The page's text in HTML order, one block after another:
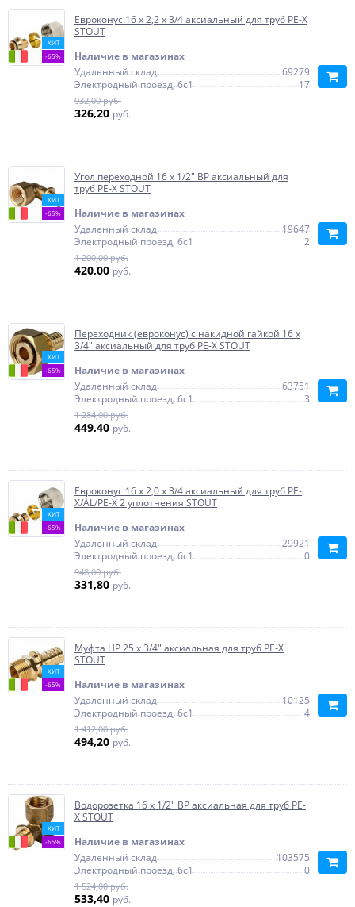
ХИТ
-65%
Евроконус 16 х 2,2 х 3/4 аксиальный для труб PE-X
STOUT
Наличие в магазинах
Удаленный склад
69279
Электродный проезд, 6с1
17
932,00 руб.
326,20 руб.
ХИТ
-65%
Угол переходной 16 x 1/2" ВР аксиальный для
труб PE-X STOUT
Наличие в магазинах
Удаленный склад
19647
Электродный проезд, 6с1
2
1 200,00 руб.
420,00 руб.
ХИТ
-65%
Переходник (евроконус) с накидной гайкой 16 x
3/4" аксиальный для труб PE-X STOUT
Наличие в магазинах
Удаленный склад
63751
Электродный проезд, 6с1
3
1 284,00 руб.
449,40 руб.
ХИТ
-65%
Евроконус 16 х 2,0 х 3/4 аксиальный для труб PE-
X/AL/PE-X 2 уплотнения STOUT
Наличие в магазинах
Удаленный склад
29921
Электродный проезд, 6с1
0
948,00 руб.
331,80 руб.
ХИТ
-65%
Муфта НР 25 x 3/4" аксиальная для труб PE-X
STOUT
Наличие в магазинах
Удаленный склад
10125
Электродный проезд, 6с1
4
1 412,00 руб.
494,20 руб.
ХИТ
-65%
Водорозетка 16 x 1/2" ВР аксиальная для труб PE-
X STOUT
Наличие в магазинах
Удаленный склад
103575
Электродный проезд, 6с1
0
1 524,00 руб.
533,40 руб.